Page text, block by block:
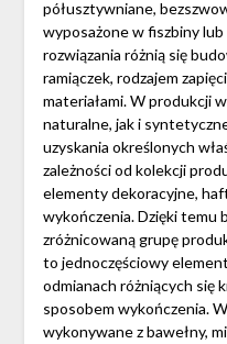
półusztywniane,
wyposażone w fiszbiny
rozwiązania różnią się
ramiączek, rodzajem
materiałami. W produkcji
naturalne, jak i
uzyskania określonych
zależności od kolekcji
elementy dekoracyjne,
wykończenia. Dzięki temu
zróżnicowaną grupę
to jednoczęściowy
odmianach różniących się
sposobem wykończenia.
wykonywane z bawełny,